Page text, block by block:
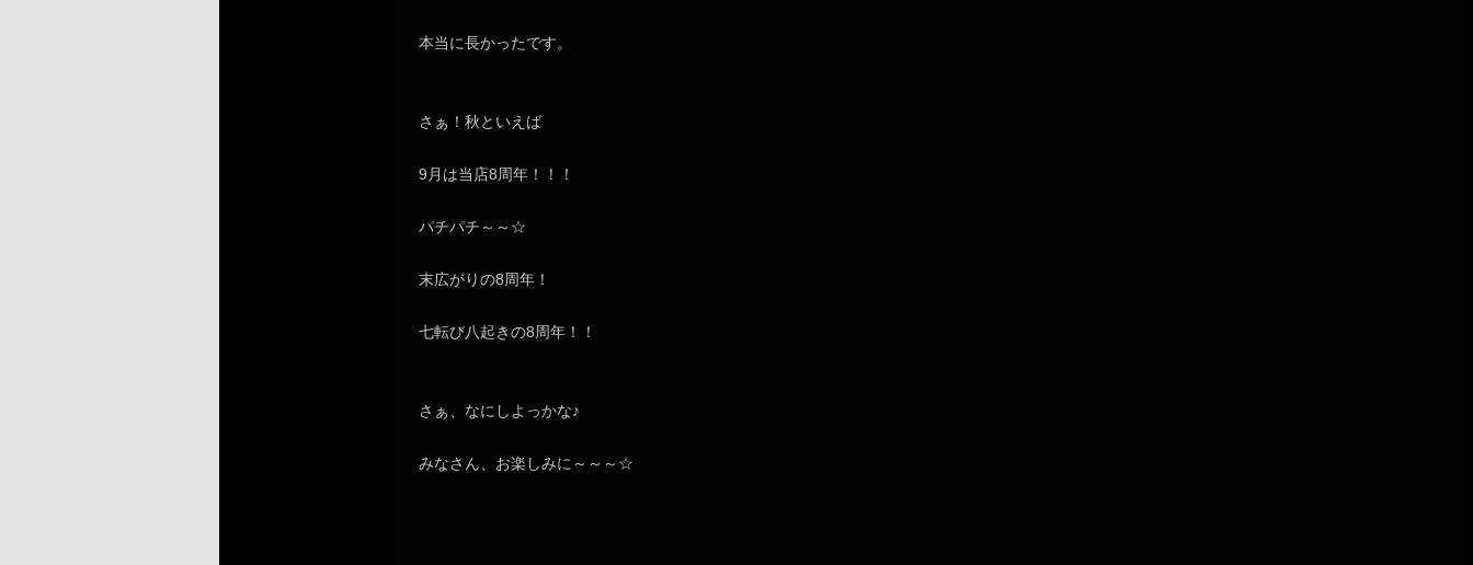
本当に長かったです。
さぁ！秋といえば
9月は当店8周年！！！
パチパチ～～☆
末広がりの8周年！
七転び八起きの8周年！！
さぁ、なにしよっかな♪
みなさん、お楽しみに～～～☆